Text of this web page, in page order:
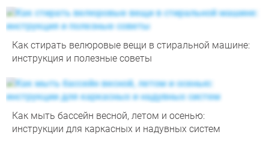
Как стирать велюровые вещи в стиральной машине:
инструкция и полезные советы
Как мыть бассейн весной, летом и осенью:
инструкции для каркасных и надувных систем